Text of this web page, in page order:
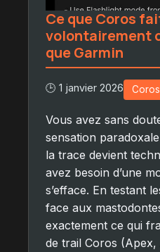
Ce que Coros
volontairement
que Garmin
🕒 1 janvier 2026 Coros
Vous avez sans
sensation
la trace devient
avez besoin d’une
s’efface. En testant
face aux
exactement ce qui
de trail Coros